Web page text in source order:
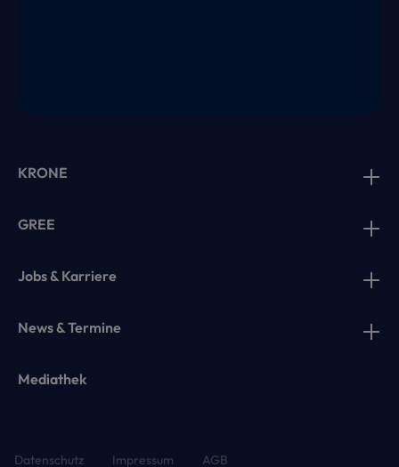
KRONE
GREE
Jobs & Karriere
News & Termine
Mediathek
Datenschutz Impressum AGB